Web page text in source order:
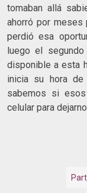
tomaban allá
ahorró por meses
perdió esa
luego el
disponible a esta
inicia su hora de
sabemos si
celular para